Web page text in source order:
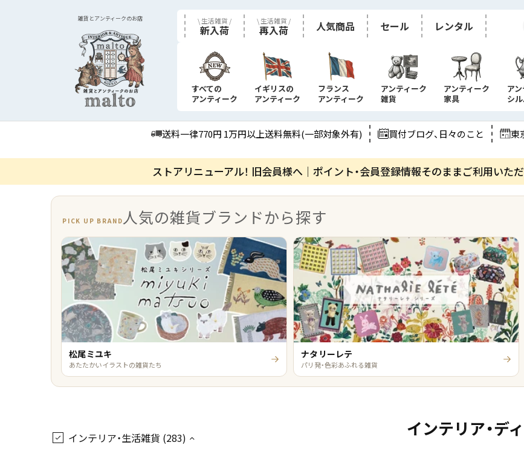
雑貨とアンティークのお店 \ 生活雑貨 /
新入荷
\ 生活雑貨 /
再入荷 人気商品 セール レンタル
すべての
アンティーク
イギリスの
アンティーク
フランス
アンティーク
アンティーク
雑貨
アンティーク
家具
ア
シ
送料一律770円 1万円以上送料無料(一部対象外有) 買付ブログ、日々のこと 東
ストアリニューアル！ 旧会員様へ｜ポイント・会員登録情報そのままご利用い
PICK UP BRAND 人気の​雑貨ブランドから​探す
松尾ミユキ
あたたかいイラストの雑貨たち
ナタリーレテ
パリ発・色彩あふれる雑貨
インテリア・生活雑貨 (283)
インテリア・​デ